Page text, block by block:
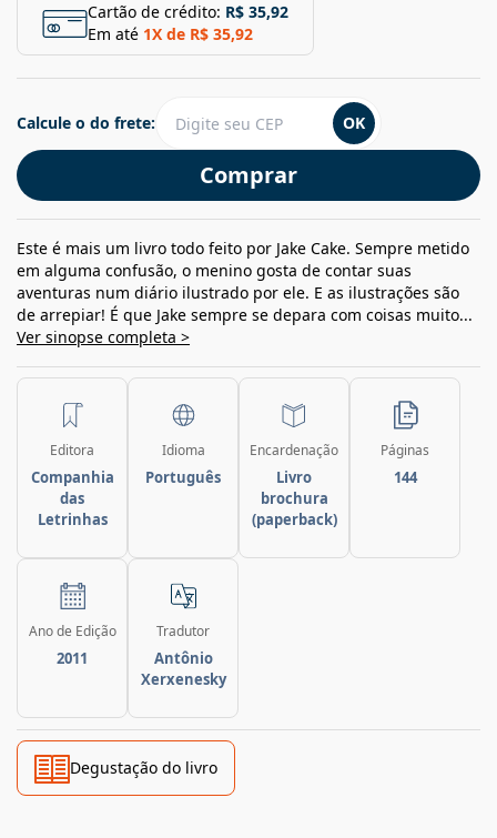
Cartão de crédito: R$ 35,92
Em até 1X de R$ 35,92
Comprar
Calcule o do frete: OK
Este é mais um livro todo feito por Jake Cake. Sempre metido
em alguma confusão, o menino gosta de contar suas
aventuras num diário ilustrado por ele. E as ilustrações são
de arrepiar! É que Jake sempre se depara com coisas muito...
Ver sinopse completa >
Editora
Companhia
das
Letrinhas
Idioma
Português
Encardenação
Livro
brochura
(paperback)
Páginas
144
Ano de Edição
2011
Tradutor
Antônio
Xerxenesky
Degustação do livro